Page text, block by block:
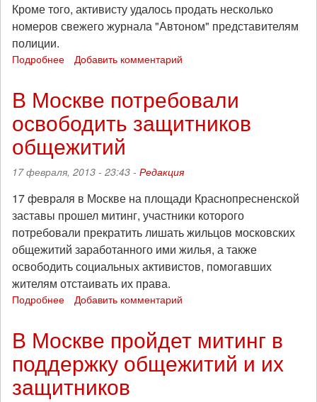
Кроме того, активисту удалось продать несколько
номеров свежего журнала "Автоном" представителям
полиции.
Подробнее
митинга
17
февраля
в
Москве
Добавить комментарий
В Москве потребовали
освободить защитников
общежитий
17 февраля, 2013 - 23:43 - Редакция
17 февраля в Москве на площади Краснопресненской
заставы прошел митинг, участники которого
потребовали прекратить лишать жильцов московских
общежитий заработанного ими жилья, а также
освободить социальных активистов, помогавших
жителям отстаивать их права.
Подробнее
потребовали
защитников
общежитий
Добавить комментарий
В Москве пройдет митинг в
поддержку общежитий и их
защитников